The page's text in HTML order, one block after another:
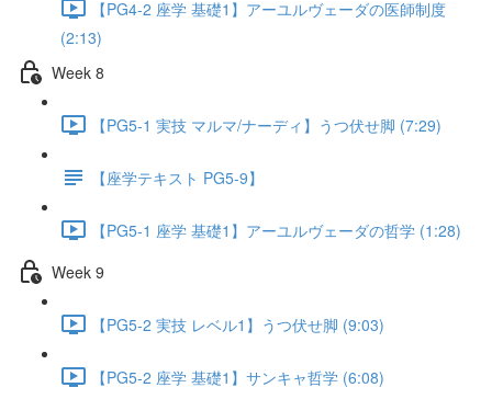
【PG4-2 座学 基礎1】アーユルヴェーダの医師制度
(2:13)
Week 8
【PG5-1 実技 マルマ/ナーディ】うつ伏せ脚 (7:29)
【座学テキスト PG5-9】
【PG5-1 座学 基礎1】アーユルヴェーダの哲学 (1:28)
Week 9
【PG5-2 実技 レベル1】うつ伏せ脚 (9:03)
【PG5-2 座学 基礎1】サンキャ哲学 (6:08)